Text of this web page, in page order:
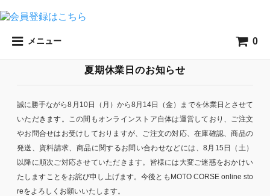
メニュー 0
夏期休業日のお知らせ
誠に勝手ながら8月10日（月）から8月14日（金）までを休業日とさせて
いただきます。この間もオンラインストア自体は運営しており、ご注文
やお問合せはお受けしておりますが、ご注文の対応、在庫確認、商品の
発送、資料請求、商品に関するお問い合わせなどには、8月15日（土）
以降に順次ご対応させていただきます。皆様には大変ご迷惑をおかけい
たしますことをお詫び申し上げます。今後ともMOTO CORSE online sto
reをよろしくお願いいたします。